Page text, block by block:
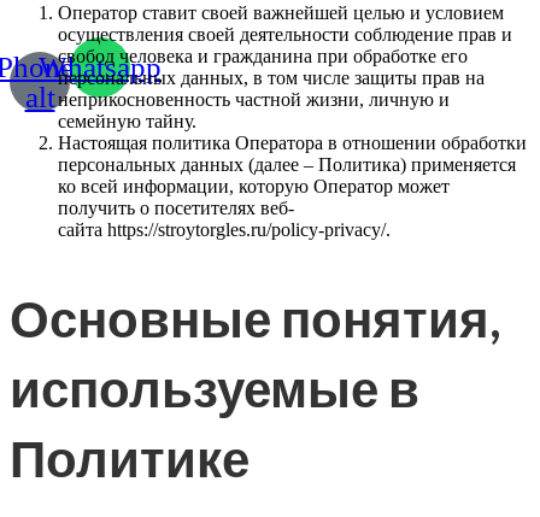
alt
Whatsapp
Оператор ставит своей важнейшей целью и условием
осуществления своей деятельности соблюдение прав и
свобод человека и гражданина при обработке его
персональных данных, в том числе защиты прав на
неприкосновенность частной жизни, личную и
семейную тайну.
Настоящая политика Оператора в отношении обработки
персональных данных (далее – Политика) применяется
ко всей информации, которую Оператор может
получить о посетителях веб-
сайта https://stroytorgles.ru/policy-privacy/.
Основные понятия,
используемые в
Политике